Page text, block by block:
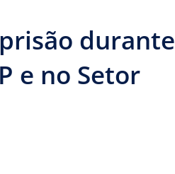
durante
e no Setor